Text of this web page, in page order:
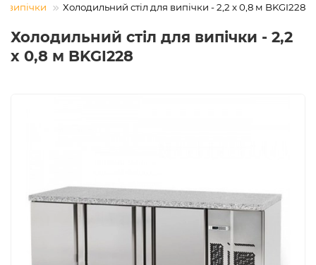
випічки Холодильний стіл для випічки - 2,2 x 0,8 м BKGI228
Холодильний стіл для випічки - 2,2
x 0,8 м BKGI228